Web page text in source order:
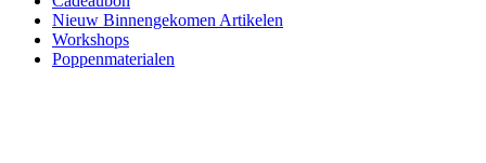
Nieuw Binnengekomen Artikelen
Workshops
Poppenmaterialen